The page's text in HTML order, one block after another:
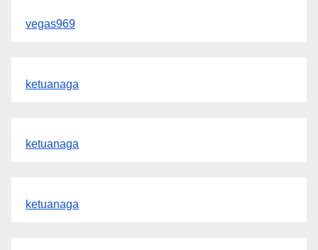
vegas969
ketuanaga
ketuanaga
ketuanaga